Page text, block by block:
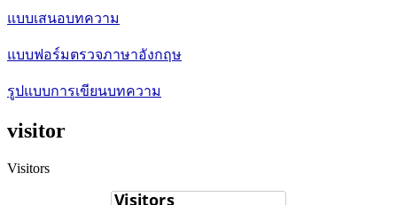
แบบเสนอบทความ
แบบฟอร์มตรวจภาษาอังกฤษ
รูปแบบการเขียนบทความ
visitor
Visitors